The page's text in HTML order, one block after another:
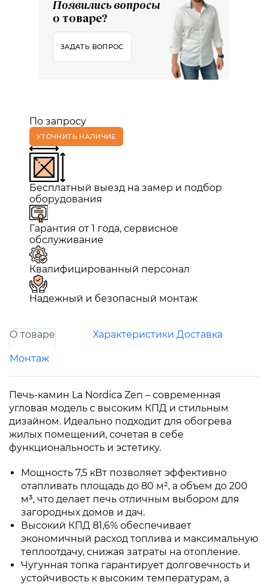
Появились вопросы
о товаре?
ЗАДАТЬ ВОПРОС
По запросу
УТОЧНИТЬ НАЛИЧИЕ
Бесплатный выезд на замер и подбор
оборудования
Гарантия от 1 года, сервисное
обслуживание
Квалифицированный персонал
Надежный и безопасный монтаж
О товаре Характеристики Доставка
Монтаж
Печь-камин La Nordica Zen – современная
угловая модель с высоким КПД и стильным
дизайном. Идеально подходит для обогрева
жилых помещений, сочетая в себе
функциональность и эстетику.
Мощность 7,5 кВт позволяет эффективно
отапливать площадь до 80 м², а объем до 200
м³, что делает печь отличным выбором для
загородных домов и дач.
Высокий КПД 81,6% обеспечивает
экономичный расход топлива и максимальную
теплоотдачу, снижая затраты на отопление.
Чугунная топка гарантирует долговечность и
устойчивость к высоким температурам, а